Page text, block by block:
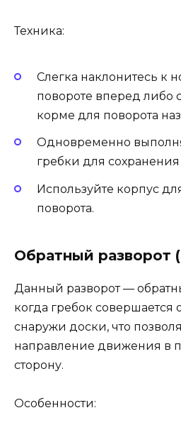
Техника:
Слегка наклонитесь к
повороте вперед либо
корме для поворота
Одновременно
гребки для сохранения
Используйте корпус
поворота.
Обратный разворот
Данный разворот —
когда гребок совершается
снаружи доски, что
направление движения в
сторону.
Особенности: